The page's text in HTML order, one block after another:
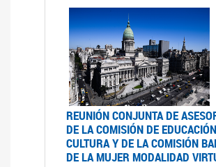
REUNIÓN CONJUNTA DE
DE LA COMISIÓN DE
CULTURA Y DE LA COMISIÓN
DE LA MUJER MODALIDAD